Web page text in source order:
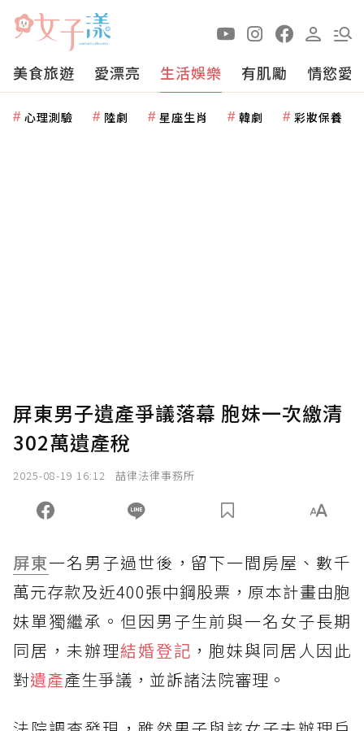
美食旅遊 愛漂亮 生活娛樂 有肌勵 情慾愛
心理測驗 陸劇 星座生肖 韓劇 彩妝保養
屏東男子遺產爭議落幕 胞妹一次繳清
302萬遺產稅
2025-08-19 16:12 喆律法律事務所
屏東一名男子過世後，留下一間房屋、數千
萬元存款及近400張中鋼股票，原本計畫由胞
妹單獨繼承。但因男子生前與一名女子長期
同居，未辦理結婚登記 ，胞妹與同居人因此
對遺產產生爭議，並訴諸法院審理。